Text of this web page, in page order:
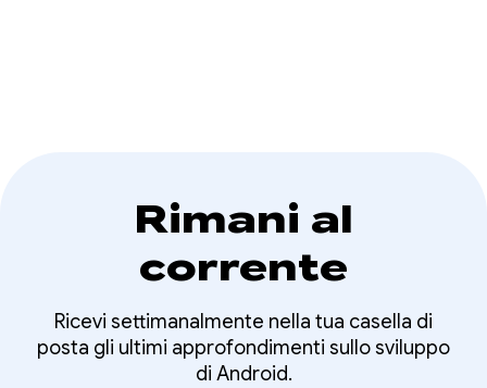
Rimani al
corrente
Ricevi settimanalmente nella tua casella di
posta gli ultimi approfondimenti sullo sviluppo
di Android.